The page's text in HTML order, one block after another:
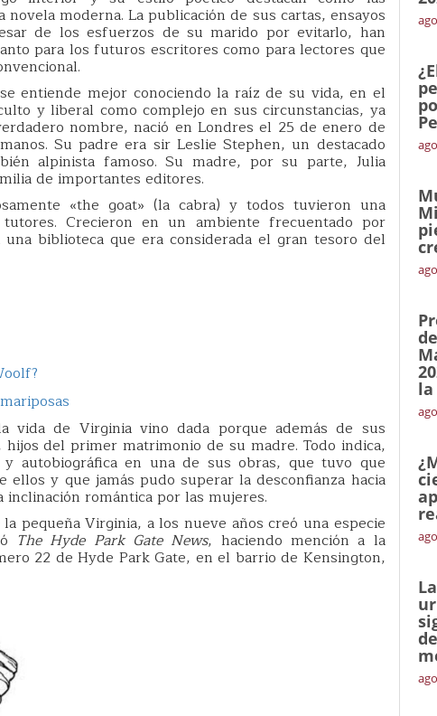
moderna. La publicación de sus cartas, ensayos
de los esfuerzos de su marido por evitarlo, han
para los futuros escritores como para lectores que
entiende mejor conociendo la raíz de su vida, en el
y liberal como complejo en sus circunstancias, ya
nombre, nació en Londres el 25 de enero de
Su padre era sir Leslie Stephen, un destacado
alpinista famoso. Su madre, por su parte, Julia
de importantes editores.
«the goat» (la cabra) y todos tuvieron una
Crecieron en un ambiente frecuentado por
biblioteca que era considerada el gran tesoro del
vida de Virginia vino dada porque además de sus
del primer matrimonio de su madre. Todo indica,
autobiográfica en una de sus obras, que tuvo que
ellos y que jamás pudo superar la desconfianza hacia
romántica por las mujeres.
pequeña Virginia, a los nueve años creó una especie
The Hyde Park Gate News, haciendo mención a la
22 de Hyde Park Gate, en el barrio de Kensington,
la